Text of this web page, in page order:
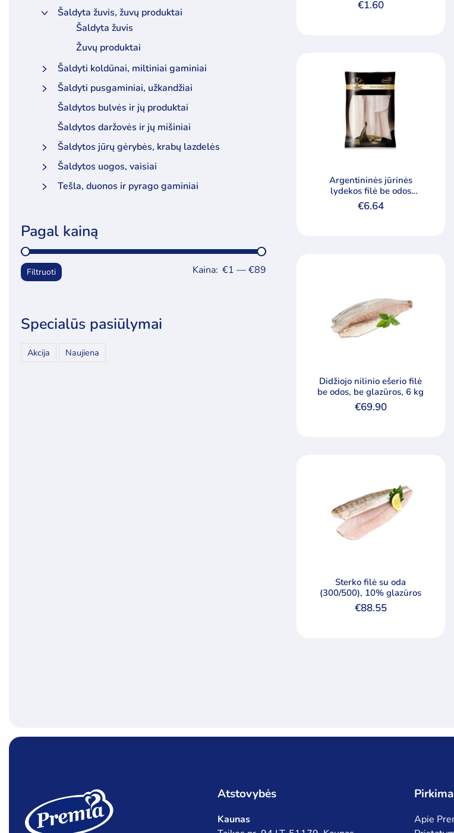
Šaldyta žuvis, žuvų produktai
Šaldyta žuvis
Žuvų produktai
Šaldyti koldūnai, miltiniai gaminiai
Šaldyti pusgaminiai, užkandžiai
Šaldytos bulvės ir jų produktai
Šaldytos daržovės ir jų mišiniai
Šaldytos jūrų gėrybės, krabų lazdelės
Šaldytos uogos, vaisiai
Tešla, duonos ir pyrago gaminiai
Pagal kainą
Min
Maks
Filtruoti Kaina: €1 —€89
Specialūs pasiūlymai
Akcija Naujiena
€1.60
Argentininės jūrinės
lydekos filė be odos
„Viking”
€6.64
Didžiojo nilinio ešerio filė
be odos, be glazūros, 6 kg
€69.90
Sterko filė su oda
(300/500), 10% glazūros
€88.55
Atstovybės
Kaunas
Apie